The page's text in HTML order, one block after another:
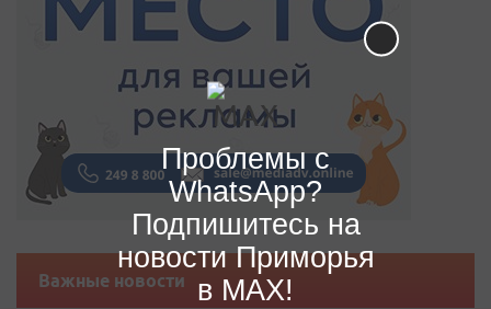
Важные новости
Проблемы с
WhatsApp?
Подпишитесь на
новости Приморья
в MAX!